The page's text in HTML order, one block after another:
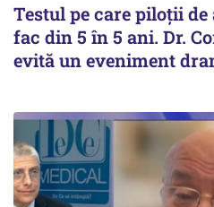
Testul pe care piloții
fac din 5 în 5 ani. Dr.
evită un eveniment